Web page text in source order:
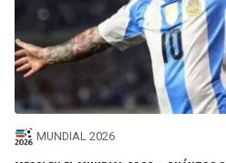
MUNDIAL 2026